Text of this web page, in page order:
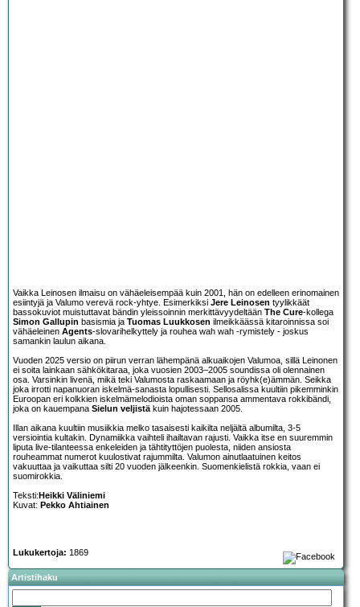
Vaikka Leinosen ilmaisu on vähäeleisempää kuin 2001, hän on edelleen erinomainen
esiintyjä ja Valumo verevä rock-yhtye. Esimerkiksi Jere Leinosen tyylikkäät
bassokuviot muistuttavat bändin yleissoinnin merkittävyydeltään The Cure-kollega
Simon Gallupin basismia ja Tuomas Luukkosen ilmeikkäässä kitaroinnissa soi
vähäeleinen Agents-slovarihelkyttely ja rouhea wah wah -rymistely - joskus
samankin laulun aikana.
Vuoden 2025 versio on piirun verran lähempänä alkuaikojen Valumoa, sillä Leinonen
ei soita lainkaan sähkökitaraa, joka vuosien 2003–2005 soundissa oli olennainen
osa. Varsinkin livenä, mikä teki Valumosta raskaamaan ja röyhk(e)ämmän. Seikka
joka irrotti napanuoran iskelmä-sanasta lopullisesti. Sellosalissa kuultiin pikemminkin
Euroopan eri kolkkien iskelmämelodioista oman soppansa ammentava rokkibändi,
joka on kauempana Sielun veljistäkuin hajotessaan 2005.
Illan aikana kuultiin musiikkia melko tasaisesti kaikilta neljältä albumilta, 3-5
versiointia kultakin. Dynamiikka vaihteli ihailtavan rajusti. Vaikka itse en suuremmin
liputa live-tilanteessa enkeleiden ja tähtityttöjen puolesta, niiden ansiosta
rouheammat numerot kuulostivat rajummilta. Valumon ainutlaatuinen keitos
vakuuttaa ja vaikuttaa silti 20 vuoden jälkeenkin. Suomenkielistä rokkia, vaan ei
suomirokkia.
Teksti: Heikki Väliniemi
Kuvat: Pekko Ahtiainen
Lukukertoja: 1869
Artistihaku